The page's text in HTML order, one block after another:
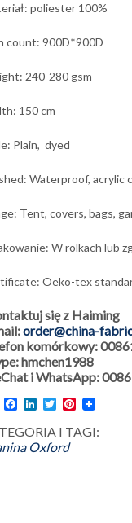
poliester 100%
count: 900D*900D
240-280 gsm
150 cm
Plain, dyed
Waterproof, acrylic
Tent, covers, bags,
W rolkach lub
Oeko-tex
się z Haiming
order@china-
komórkowy:
hmchen1988
i WhatsApp:
EmailFacebook
LinkedIn
TwitterPinterest
I TAGI:
Oxford